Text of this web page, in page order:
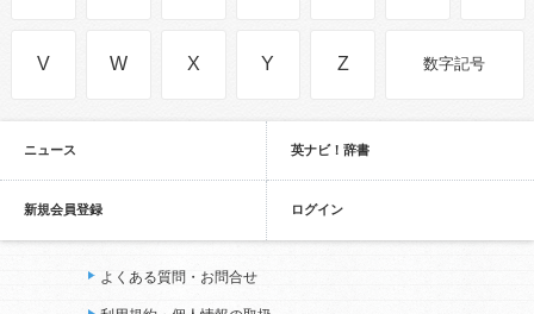
V W X Y Z 数字記号
ニュース 英ナビ！辞書
新規会員登録 ログイン
よくある質問・お問合せ